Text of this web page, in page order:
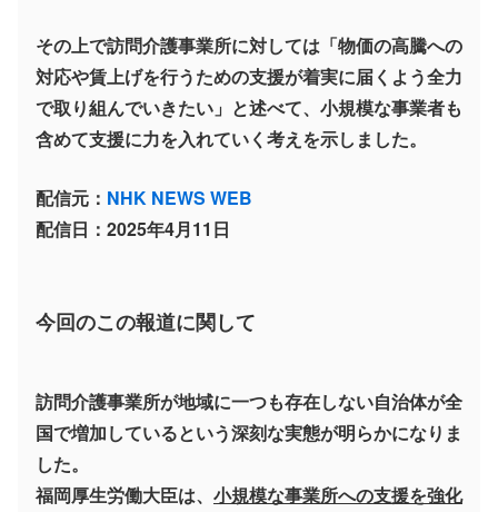
その上で訪問介護事業所に対しては「物価の高騰への
対応や賃上げを行うための支援が着実に届くよう全力
で取り組んでいきたい」と述べて、小規模な事業者も
含めて支援に力を入れていく考えを示しました。
配信元： NHK NEWS WEB
配信日：2025年4月11日
今回のこの報道に関して
訪問介護事業所が地域に一つも存在しない自治体が全
国で増加しているという深刻な実態が明らかになりま
した。
福岡厚生労働大臣は、 小規模な事業所への支援を強化